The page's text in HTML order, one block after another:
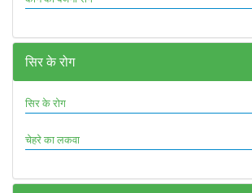
सिर के रोग
सिर के रोग
चेहरे का लकवा